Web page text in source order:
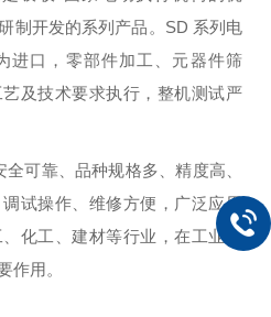
制开发的系列产品。 SD 系列电
进口，零部件加工、元器件筛
及技术要求执行，整机测试严
可靠、品种规格多、精度高、
试操作、维修方便，广泛应用
化工、建材等行业，在工业过
作用。